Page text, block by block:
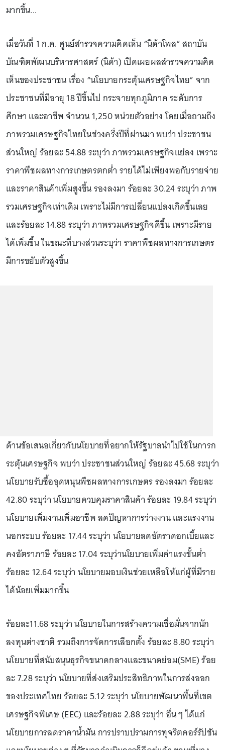
มากขึ้น...
เมื่อวันที่ 1 ก.ค. ศูนย์สำรวจความคิดเห็น “นิด้าโพล” สถาบัน
บัณฑิตพัฒนบริหารศาสตร์ (นิด้า) เปิดเผยผลสำรวจความคิด
เห็นของประชาชน เรื่อง “นโยบายกระตุ้นเศรษฐกิจไทย” จาก
ประชาชนที่มีอายุ 18 ปีขึ้นไป กระจายทุกภูมิภาค ระดับการ
ศึกษา และอาชีพ จำนวน 1,250 หน่วยตัวอย่าง โดยเมื่อถามถึง
ภาพรวมเศรษฐกิจไทยในช่วงครึ่งปีที่ผ่านมา พบว่า ประชาชน
ส่วนใหญ่ ร้อยละ 54.88 ระบุว่า ภาพรวมเศรษฐกิจแย่ลง เพราะ
ราคาพืชผลทางการเกษตรตกต่ำ รายได้ไม่เพียงพอกับรายจ่าย
และราคาสินค้าเพิ่มสูงขึ้น รองลงมา ร้อยละ 30.24 ระบุว่า ภาพ
รวมเศรษฐกิจเท่าเดิม เพราะไม่มีการเปลี่ยนแปลงเกิดขึ้นเลย
และร้อยละ 14.88 ระบุว่า ภาพรวมเศรษฐกิจดีขึ้น เพราะมีราย
ได้เพิ่มขึ้น ในขณะที่บางส่วนระบุว่า ราคาพืชผลทางการเกษตร
มีการขยับตัวสูงขึ้น
ด้านข้อเสนอเกี่ยวกับนโยบายที่อยากให้รัฐบาลนำไปใช้ในการก
ระตุ้นเศรษฐกิจ พบว่า ประชาชนส่วนใหญ่ ร้อยละ 45.68 ระบุว่า
นโยบายรับซื้ออุดหนุนพืชผลทางการเกษตร รองลงมา ร้อยละ
42.80 ระบุว่า นโยบายควบคุมราคาสินค้า ร้อยละ 19.84 ระบุว่า
นโยบายเพิ่มงานเพิ่มอาชีพ ลดปัญหาการว่างงาน และแรงงาน
นอกระบบ ร้อยละ 17.44 ระบุว่า นโยบายลดอัตราดอกเบี้ยและ
คงอัตราภาษี ร้อยละ 17.04 ระบุว่านโยบายเพิ่มค่าแรงขั้นต่ำ
ร้อยละ 12.64 ระบุว่า นโยบายมอบเงินช่วยเหลือให้แก่ผู้ที่มีราย
ได้น้อยเพิ่มมากขึ้น
ร้อยละ11.68 ระบุว่า นโยบายในการสร้างความเชื่อมั่นจากนัก
ลงทุนต่างชาติ รวมถึงการจัดการเลือกตั้ง ร้อยละ 8.80 ระบุว่า
นโยบายที่สนับสนุนธุรกิจขนาดกลางและขนาดย่อม(SME) ร้อย
ละ 7.28 ระบุว่า นโยบายที่ส่งเสริมประสิทธิภาพในการส่งออก
ของประเทศไทย ร้อยละ 5.12 ระบุว่า นโยบายพัฒนาพื้นที่เขต
เศรษฐกิจพิเศษ (EEC) และร้อยละ 2.88 ระบุว่า อื่น ๆ ได้แก่
นโยบายการลดราคาน้ำมัน การปราบปรามการทุจริตคอร์รัปชัน